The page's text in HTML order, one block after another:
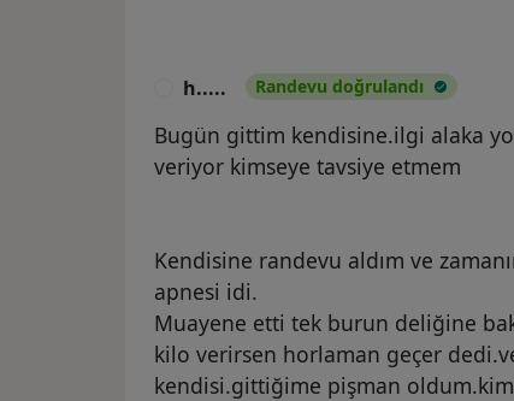
h..... Randevu doğrulandı
Bugün gittim kendisine.ilgi alaka
veriyor kimseye tavsiye etmem
Kendisine randevu aldım ve
apnesi idi.
Muayene etti tek burun deliğine
kilo verirsen horlaman geçer
kendisi.gittiğime pişman